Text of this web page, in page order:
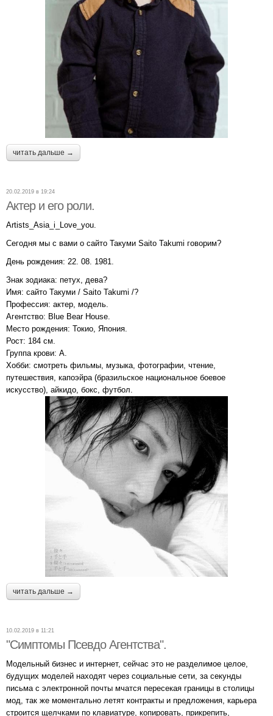
читать дальше →
20.02.2019 в 19:24
Актер и его роли.
Artists_Asia_i_Love_you.
Сегодня мы с вами о сайто Такуми Saito Takumi говорим?
День рождения: 22. 08. 1981.
Знак зодиака: петух, дева?
Имя: сайто Такуми / Saito Takumi /?
Профессия: актер, модель.
Агентство: Blue Bear House.
Место рождения: Токио, Япония.
Рост: 184 см.
Группа крови: A.
Хобби: смотреть фильмы, музыка, фотографии, чтение,
путешествия, капоэйра (бразильское национальное боевое
искусство), айкидо, бокс, футбол.
читать дальше →
10.02.2019 в 11:21
"Симптомы Псевдо Агентства".
Модельный бизнес и интернет, сейчас это не разделимое целое,
будущих моделей находят через социальные сети, за секунды
письма с электронной почты мчатся пересекая границы в столицы
мод, так же моментально летят контракты и предложения, карьера
строится щелчками по клавиатуре, копировать, прикрепить,